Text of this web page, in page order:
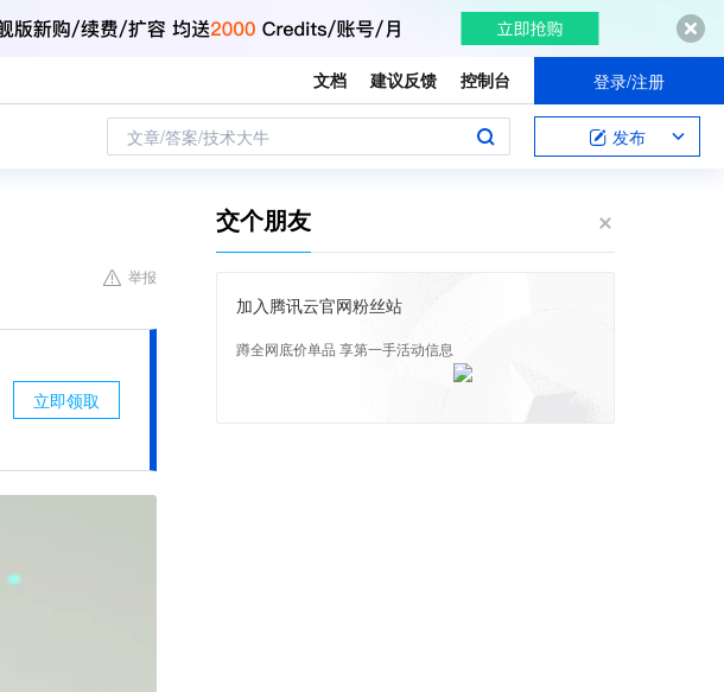
文档 建议反馈 控制台 登录/注册
文章/答案/技术大牛 发布
举报
立即领取
交个朋友
加入腾讯云官网粉丝站
蹲全网底价单品 享第一手活动信息